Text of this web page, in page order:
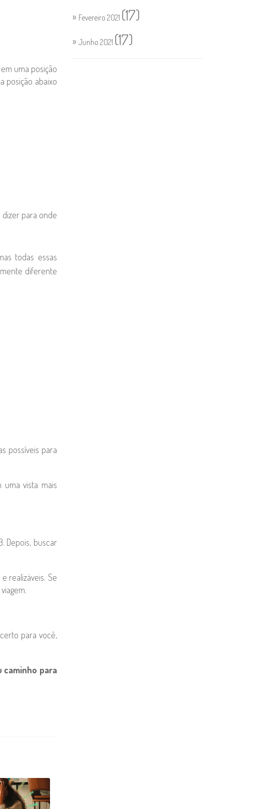
uma posição
posição abaixo
para onde
todas essas
diferente
possíveis para
uma vista mais
Depois, buscar
realizáveis. Se
para você,
caminho para
Fevereiro 2021 (17)
Junho 2021 (17)